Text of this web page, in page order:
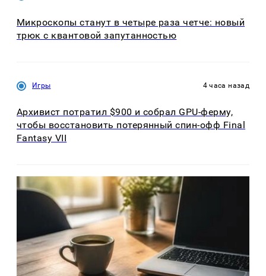
Микроскопы станут в четыре раза четче: новый
трюк с квантовой запутанностью
Игры 4 часа назад
Архивист потратил $900 и собрал GPU-ферму,
чтобы восстановить потерянный спин-офф Final
Fantasy VII